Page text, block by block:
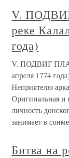
V.
реке
года)
V. ПОДВИГ
апреля 1774
Неприятелю
Оригинальная и
личность
занимает в сонме
Битва на